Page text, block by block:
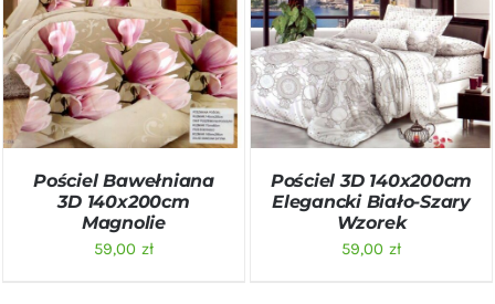
DODAJ DO KOSZYKA
/
SZCZEGÓŁY
Pościel Bawełniana
3D 140x200cm
Magnolie
59,00 zł
DODAJ DO KOSZYKA
/
SZCZEGÓŁY
Pościel 3D 140x200cm
Elegancki Biało-Szary
Wzorek
59,00 zł